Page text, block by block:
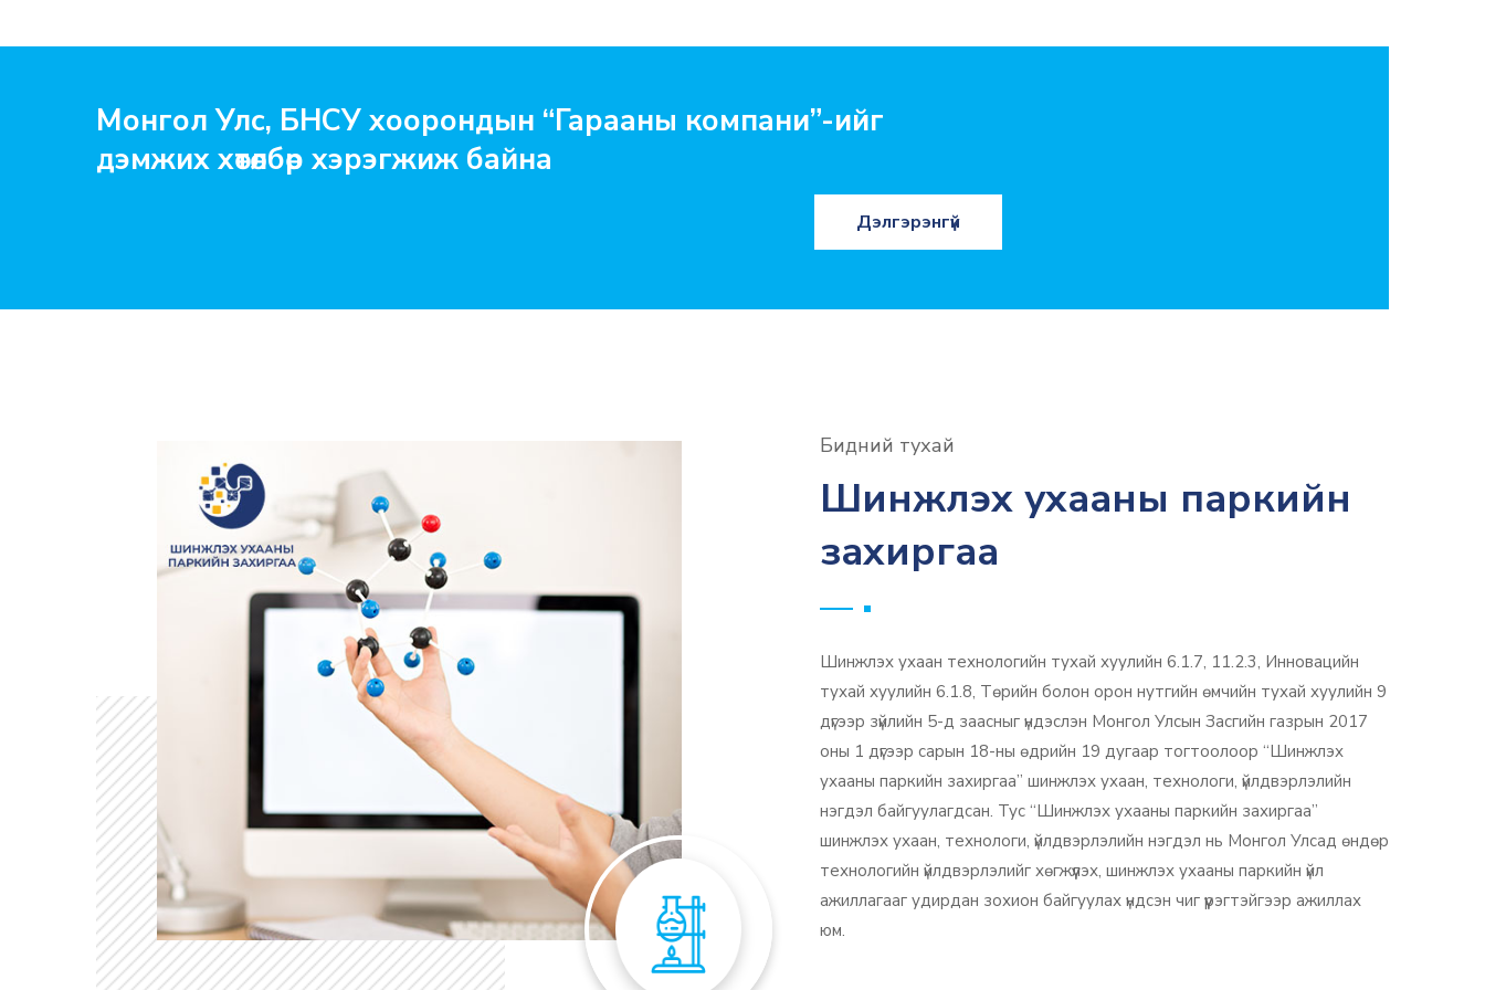
Монгол Улс, БНСУ хоорондын “Гарааны компани”-ийг
дэмжих хөтөлбөр хэрэгжиж байна
Дэлгэрэнгүй
Бидний тухай
Шинжлэх ухааны паркийн
захиргаа
Шинжлэх ухаан технологийн тухай хуулийн 6.1.7, 11.2.3, Инновацийн
тухай хуулийн 6.1.8, Төрийн болон орон нутгийн өмчийн тухай хуулийн 9
дүгээр зүйлийн 5-д заасныг үндэслэн Монгол Улсын Засгийн газрын 2017
оны 1 дүгээр сарын 18-ны өдрийн 19 дугаар тогтоолоор “Шинжлэх
ухааны паркийн захиргаа” шинжлэх ухаан, технологи, үйлдвэрлэлийн
нэгдэл байгуулагдсан. Тус “Шинжлэх ухааны паркийн захиргаа”
шинжлэх ухаан, технологи, үйлдвэрлэлийн нэгдэл нь Монгол Улсад өндөр
технологийн үйлдвэрлэлийг хөгжүүлэх, шинжлэх ухааны паркийн үйл
ажиллагааг удирдан зохион байгуулах үндсэн чиг үүрэгтэйгээр ажиллах
юм.